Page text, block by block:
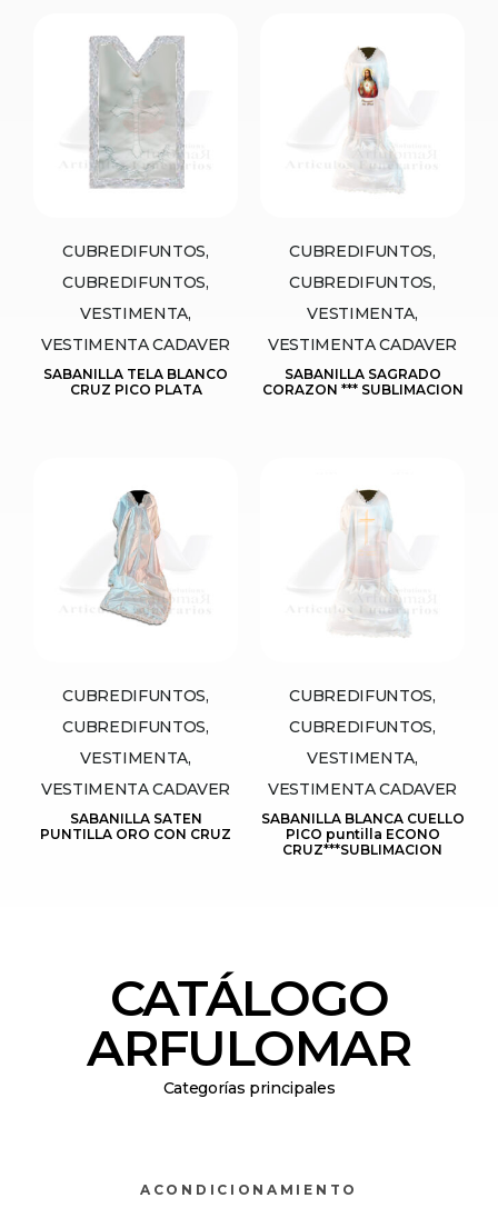
CUBREDIFUNTOS,
CUBREDIFUNTOS,
VESTIMENTA,
VESTIMENTA CADAVER
SABANILLA TELA BLANCO
CRUZ PICO PLATA
CUBREDIFUNTOS,
CUBREDIFUNTOS,
VESTIMENTA,
VESTIMENTA CADAVER
SABANILLA SAGRADO
CORAZON *** SUBLIMACION
CUBREDIFUNTOS,
CUBREDIFUNTOS,
VESTIMENTA,
VESTIMENTA CADAVER
SABANILLA SATEN
PUNTILLA ORO CON CRUZ
CUBREDIFUNTOS,
CUBREDIFUNTOS,
VESTIMENTA,
VESTIMENTA CADAVER
SABANILLA BLANCA CUELLO
PICO puntilla ECONO
CRUZ***SUBLIMACION
CATÁLOGO
ARFULOMAR
Categorías principales
ACONDICIONAMIENTO